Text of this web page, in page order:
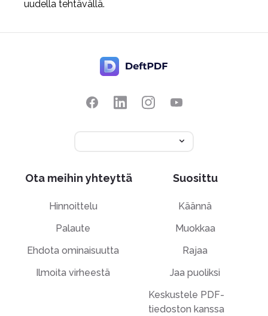
uudella tehtävällä.
Ota meihin yhteyttä
Hinnoittelu
Palaute
Ehdota ominaisuutta
Ilmoita virheestä
Suosittu
Käännä
Muokkaa
Rajaa
Jaa puoliksi
Keskustele PDF-
tiedoston kanssa